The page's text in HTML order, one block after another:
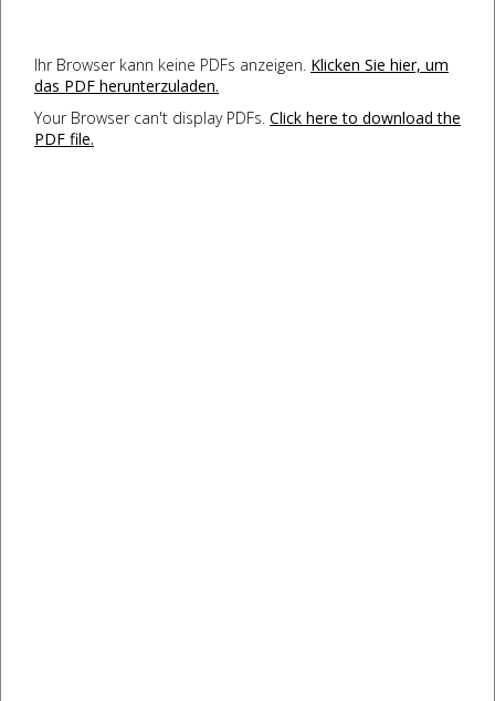
Ihr Browser kann keine PDFs anzeigen. Klicken Sie hier, um
das PDF herunterzuladen.
Your Browser can't display PDFs. Click here to download the
PDF file.